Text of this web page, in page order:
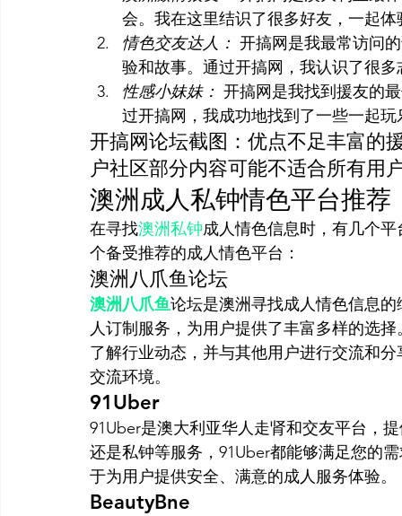
会。我在这里结识了很多好友，一起
情色交友达人： 开搞网是我最常访问
验和故事。通过开搞网，我认识了很
性感小妹妹： 开搞网是我找到援友的
过开搞网，我成功地找到了一些一起
开搞网论坛截图：优点不足丰富的
户社区部分内容可能不适合所有用
澳洲成人私钟情色平台推荐
在寻找澳洲私钟成人情色信息时，有几个
个备受推荐的成人情色平台：
澳洲八爪鱼论坛
澳洲八爪鱼论坛是澳洲寻找成人情色信息
人订制服务，为用户提供了丰富多样的选
了解行业动态，并与其他用户进行交流和
交流环境。
91Uber
91Uber是澳大利亚华人走肾和交友平台，
还是私钟等服务，91Uber都能够满足您的
于为用户提供安全、满意的成人服务体验。
BeautyBne